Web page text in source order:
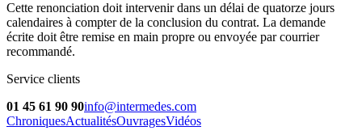
Cette renonciation doit intervenir dans un délai de quatorze jours
calendaires à compter de la conclusion du contrat. La demande
écrite doit être remise en main propre ou envoyée par courrier
recommandé.
Service clients
01 45 61 90 90info@intermedes.com
ChroniquesActualitésOuvragesVidéos